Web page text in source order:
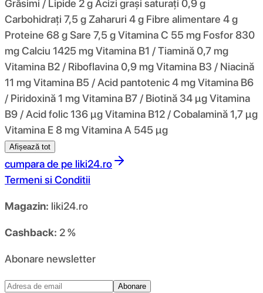
Grăsimi / Lipide 2 g Acizi grași saturați 0,9 g
Carbohidrați 7,5 g Zaharuri 4 g Fibre alimentare 4 g
Proteine ​​68 g Sare 7,5 g Vitamina C 55 mg Fosfor 830
mg Calciu 1425 mg Vitamina B1 / Tiamină 0,7 mg
Vitamina B2 / Riboflavina 0,9 mg Vitamina B3 / Niacină
11 mg Vitamina B5 / Acid pantotenic 4 mg Vitamina B6
/ Piridoxină 1 mg Vitamina B7 / Biotină 34 μg Vitamina
B9 / Acid folic 136 μg Vitamina B12 / Cobalamină 1,7 μg
Vitamina E 8 mg Vitamina A 545 μg
Afișează tot
cumpara de pe liki24.ro
Termeni si Conditii
Magazin: liki24.ro
Cashback: 2 %
Abonare newsletter
Abonare